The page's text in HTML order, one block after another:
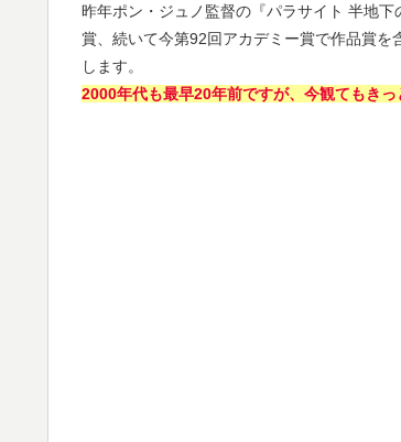
昨年ポン・ジュノ監督の『パラサイト 半地
賞、続いて今第92回アカデミー賞で作品賞を
します。
2000年代も最早20年前ですが、今観てもきっ